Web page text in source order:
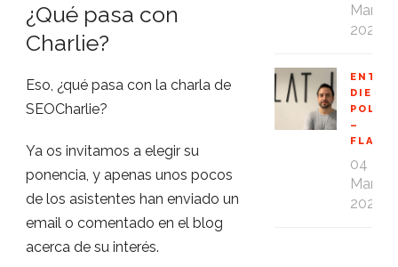
¿Qué pasa con
Charlie?
Eso, ¿qué pasa con la charla de
SEOCharlie?
Ya os invitamos a elegir su
ponencia, y apenas unos pocos
de los asistentes han enviado un
email o comentado en el blog
acerca de su interés.
Mar
2020
DIEGO
POLO
–
04
Mar
2020